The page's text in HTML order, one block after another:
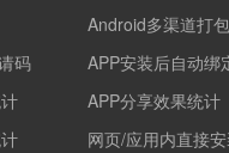
Android多渠道打包
码
APP安装后自动绑
APP分享效果统计
网页/应用内直接